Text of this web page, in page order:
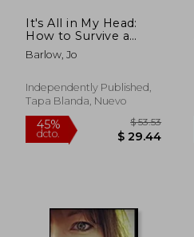
$ 148.80
It's All in My Head:
How to Survive a
Brain Tumour and
Find Peace of Mind
Barlow, Jo
Independently Published,
Tapa Blanda, Nuevo